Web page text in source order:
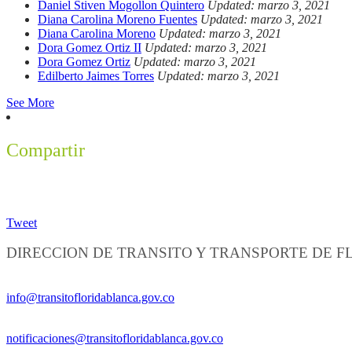
Daniel Stiven Mogollon Quintero Updated: marzo 3, 2021
Diana Carolina Moreno Fuentes Updated: marzo 3, 2021
Diana Carolina Moreno Updated: marzo 3, 2021
Dora Gomez Ortiz II Updated: marzo 3, 2021
Dora Gomez Ortiz Updated: marzo 3, 2021
Edilberto Jaimes Torres Updated: marzo 3, 2021
See More
Compartir
Tweet
DIRECCION DE TRANSITO Y TRANSPORTE DE
info@transitofloridablanca.gov.co
notificaciones@transitofloridablanca.gov.co